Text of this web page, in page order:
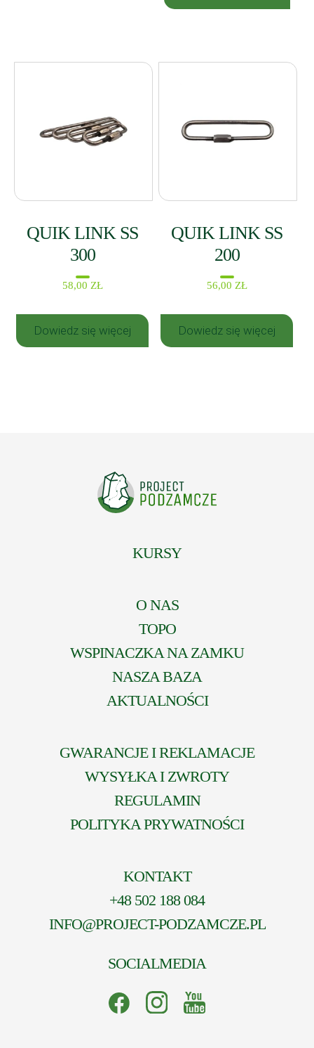
QUIK LINK SS
300
58,00 ZŁ
Dowiedz się więcej
QUIK LINK SS
200
56,00 ZŁ
Dowiedz się więcej
KURSY
O NAS
TOPO
WSPINACZKA NA ZAMKU
NASZA BAZA
AKTUALNOŚCI
GWARANCJE I REKLAMACJE
WYSYŁKA I ZWROTY
REGULAMIN
POLITYKA PRYWATNOŚCI
KONTAKT
+48 502 188 084
INFO@PROJECT-PODZAMCZE.PL
SOCIALMEDIA